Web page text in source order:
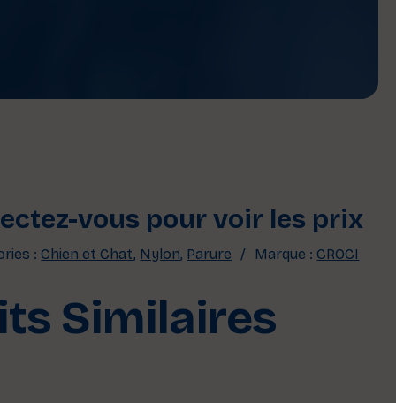
vous pour voir les prix
: Chien et Chat, Nylon, Parure Marque : CROCI
Similaires